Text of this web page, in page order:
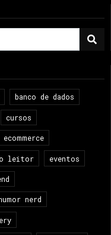
banco de dados
cursos
ecommerce
leitor eventos
nerd